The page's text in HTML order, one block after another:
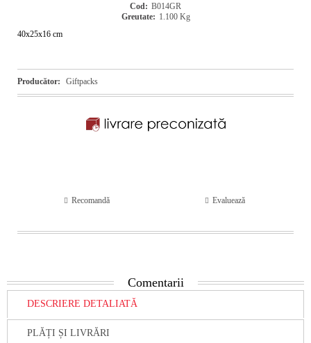
Cod: B014GR
Greutate: 1.100 Kg
40x25x16 cm
Producător: Giftpacks
Recomandă Evaluează
Comentarii
DESCRIERE DETALIATĂ
PLĂȚI ȘI LIVRĂRI